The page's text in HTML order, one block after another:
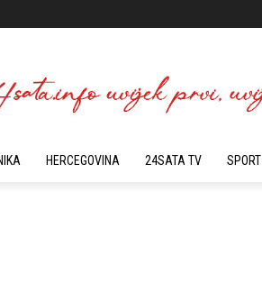
HERCEGOVINA 24SATA TV SPORT